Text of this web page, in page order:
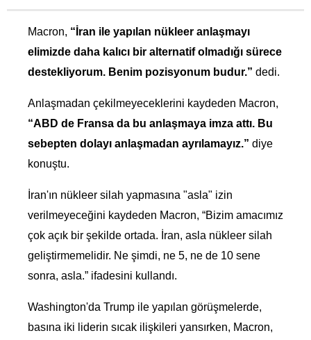
Macron, “İran ile yapılan nükleer anlaşmayı
elimizde daha kalıcı bir alternatif olmadığı sürece
destekliyorum. Benim pozisyonum budur.” dedi.
Anlaşmadan çekilmeyeceklerini kaydeden Macron,
“ABD de Fransa da bu anlaşmaya imza attı. Bu
sebepten dolayı anlaşmadan ayrılamayız.” diye
konuştu.
İran'ın nükleer silah yapmasına "asla" izin
verilmeyeceğini kaydeden Macron, “Bizim amacımız
çok açık bir şekilde ortada. İran, asla nükleer silah
geliştirmemelidir. Ne şimdi, ne 5, ne de 10 sene
sonra, asla.” ifadesini kullandı.
Washington'da Trump ile yapılan görüşmelerde,
basına iki liderin sıcak ilişkileri yansırken, Macron,